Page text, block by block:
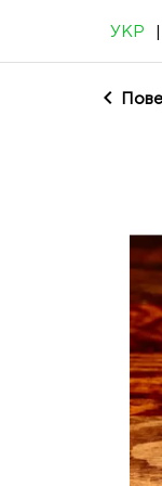
УКР |
chevron_left